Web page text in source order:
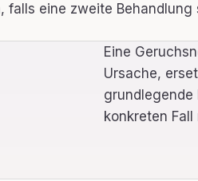
falls eine zweite Behandlung
Eine
Ursache,
grundlegende
konkreten